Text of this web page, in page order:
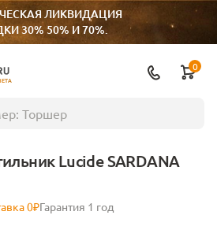
ЛИКВИДАЦИЯ
30% 50% И 70%.
0
Lucide SARDANA
0₽Гарантия 1 год